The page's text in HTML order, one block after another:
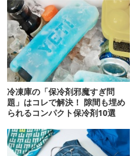
冷凍庫の「保冷剤邪魔すぎ問
題」はコレで解決！ 隙間も埋め
られるコンパクト保冷剤10選